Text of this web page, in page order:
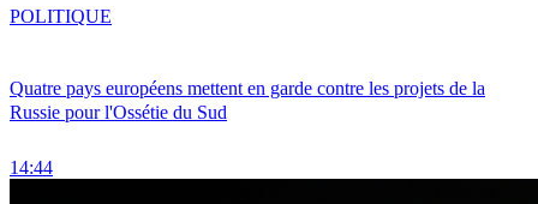
Quatre pays européens mettent en garde contre les projets de la
Russie pour l'Ossétie du Sud
14:44
POLITIQUE